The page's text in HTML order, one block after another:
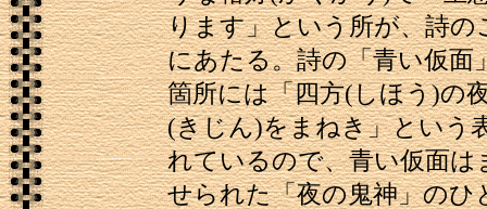
ります」という所が、詩の
にあたる。詩の「青い仮面
箇所には「四方(しほう)の
(きじん)をまねき」という
れているので、青い仮面は
せられた「夜の鬼神」のひ